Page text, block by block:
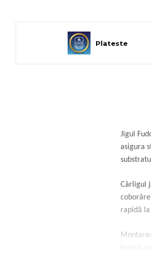
Plateste
Jigul
asigura
Cârligul
rapidă